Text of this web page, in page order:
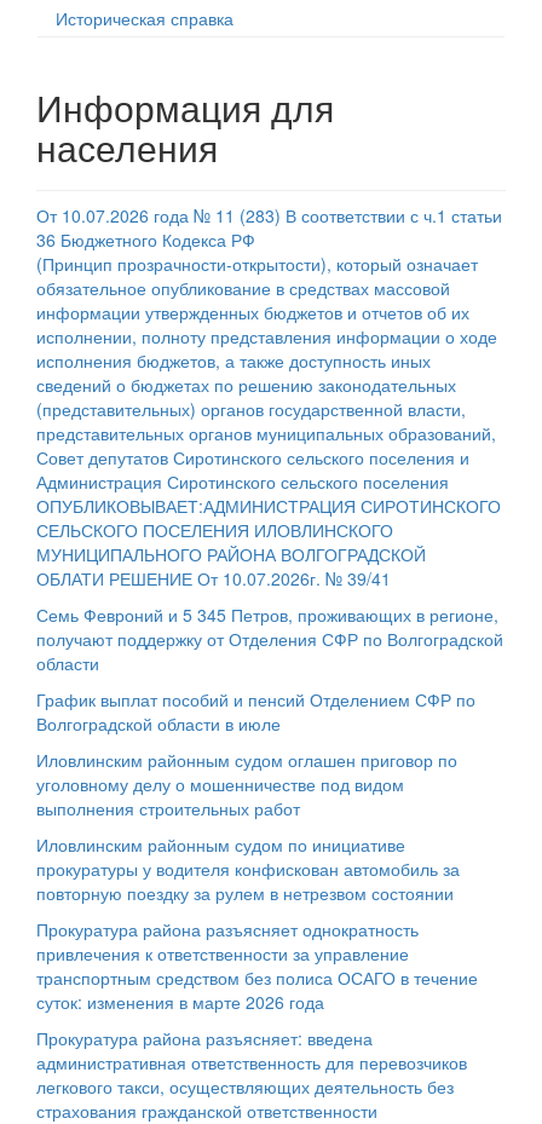
Историческая справка
Информация для
населения
От 10.07.2026 года № 11 (283) В соответствии с ч.1 статьи
36 Бюджетного Кодекса РФ
(Принцип прозрачности-открытости), который означает
обязательное опубликование в средствах массовой
информации утвержденных бюджетов и отчетов об их
исполнении, полноту представления информации о ходе
исполнения бюджетов, а также доступность иных
сведений о бюджетах по решению законодательных
(представительных) органов государственной власти,
представительных органов муниципальных образований,
Совет депутатов Сиротинского сельского поселения и
Администрация Сиротинского сельского поселения
ОПУБЛИКОВЫВАЕТ:АДМИНИСТРАЦИЯ СИРОТИНСКОГО
СЕЛЬСКОГО ПОСЕЛЕНИЯ ИЛОВЛИНСКОГО
МУНИЦИПАЛЬНОГО РАЙОНА ВОЛГОГРАДСКОЙ
ОБЛАТИ РЕШЕНИЕ От 10.07.2026г. № 39/41
Семь Февроний и 5 345 Петров, проживающих в регионе,
получают поддержку от Отделения СФР по Волгоградской
области
График выплат пособий и пенсий Отделением СФР по
Волгоградской области в июле
Иловлинским районным судом оглашен приговор по
уголовному делу о мошенничестве под видом
выполнения строительных работ
Иловлинским районным судом по инициативе
прокуратуры у водителя конфискован автомобиль за
повторную поездку за рулем в нетрезвом состоянии
Прокуратура района разъясняет однократность
привлечения к ответственности за управление
транспортным средством без полиса ОСАГО в течение
суток: изменения в марте 2026 года
Прокуратура района разъясняет: введена
административная ответственность для перевозчиков
легкового такси, осуществляющих деятельность без
страхования гражданской ответственности